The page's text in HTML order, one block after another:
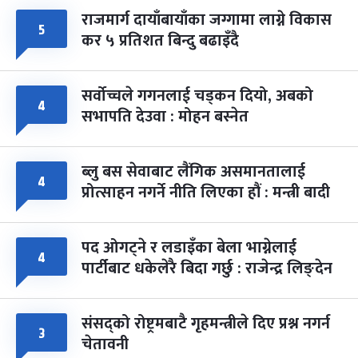
५ राजमार्ग दायाँबायाँका जग्गामा लाग्ने विकास
कर ५ प्रतिशत बिन्दु बढाइँदै
४ सर्वोच्चले गगनलाई चड्कन दियो, अबको
सभापति देउवा : मोहन बस्नेत
४ ब्लु बस सेवाबाट लैंगिक असमानतालाई
प्रोत्साहन नगर्ने नीति लिएका हौं : मन्त्री बादी
४ पद ओगट्ने र लडाइँका बेला भाग्नेलाई
पार्टीबाट धकेलेरै बिदा गर्छु : राजेन्द्र लिङ्देन
३ संसद्को रोष्ट्रमबाटै गृहमन्त्रीले दिए प्रश्न नगर्न
चेतावनी